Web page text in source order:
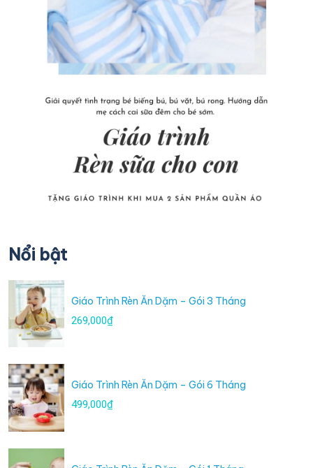
Nổi bật
Giáo Trình Rèn Ăn Dặm – Gói 3 Tháng
269,000₫
Giáo Trình Rèn Ăn Dặm – Gói 6 Tháng
499,000₫